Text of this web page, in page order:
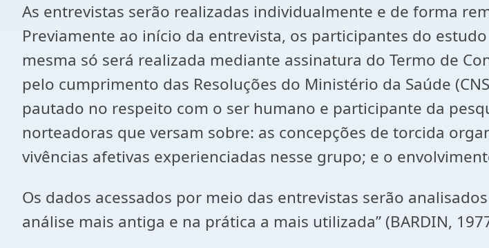
As entrevistas serão realizadas individualmente e de forma
Previamente ao início da entrevista, os participantes do
mesma só será realizada mediante assinatura do Termo de
pelo cumprimento das Resoluções do Ministério da Saúde
pautado no respeito com o ser humano e participante da
norteadoras que versam sobre: as concepções de torcida
vivências afetivas experienciadas nesse grupo; e o
Os dados acessados por meio das entrevistas serão
análise mais antiga e na prática a mais utilizada” (BARDIN,